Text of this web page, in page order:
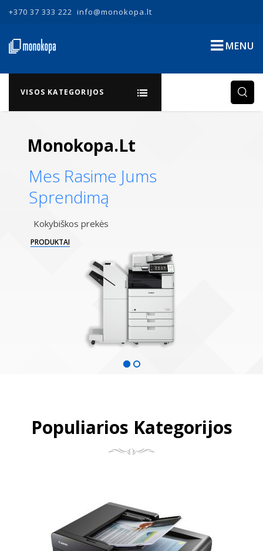
+370 37 333 222 info@monokopa.lt
MENU
VISOS KATEGORIJOS
Monokopa.lt
Mes Rasime Jums
Sprendimą
Kokybiškos prekės
PRODUKTAI
Populiarios Kategorijos